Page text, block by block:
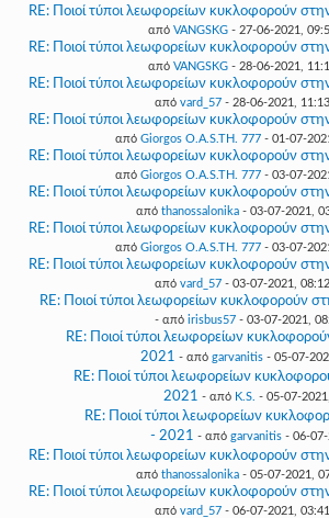
RE: Ποιοί τύποι λεωφορείων κυκλοφορούν
από VANGSKG- 27-06-2021,
RE: Ποιοί τύποι λεωφορείων κυκλοφορούν
από VANGSKG- 28-06-2021,
RE: Ποιοί τύποι λεωφορείων κυκλοφορούν
από vard_57- 28-06-2021,
RE: Ποιοί τύποι λεωφορείων κυκλοφορούν
από Giorgos O.A.S.TH. 777- 01-07-
RE: Ποιοί τύποι λεωφορείων κυκλοφορούν
από Giorgos O.A.S.TH. 777- 03-07-
RE: Ποιοί τύποι λεωφορείων κυκλοφορούν
από thanossalonika - 03-07-2021,
RE: Ποιοί τύποι λεωφορείων κυκλοφορούν
από Giorgos O.A.S.TH. 777- 03-07-
RE: Ποιοί τύποι λεωφορείων κυκλοφορούν
από vard_57- 03-07-2021,
RE: Ποιοί τύποι λεωφορείων κυκλοφορούν
- από irisbus57- 03-07-2021,
RE: Ποιοί τύποι λεωφορείων
2021 - από garvanitis - 05-07-
RE: Ποιοί τύποι λεωφορείων
2021 - από K.S. - 05-07-
RE: Ποιοί τύποι λεωφορείων
- 2021 - από garvanitis - 06-
RE: Ποιοί τύποι λεωφορείων κυκλοφορούν
από thanossalonika - 05-07-2021,
RE: Ποιοί τύποι λεωφορείων κυκλοφορούν
από vard_57- 06-07-2021,